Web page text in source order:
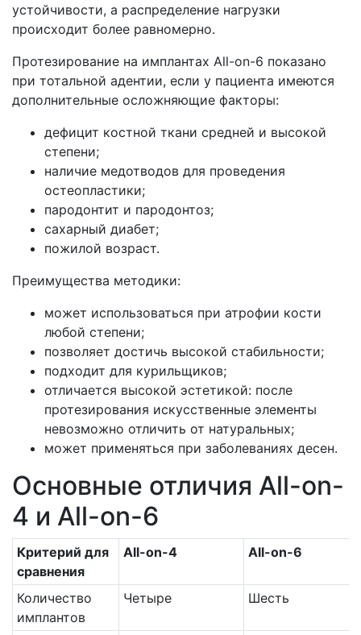
устойчивости, а распределение нагрузки
происходит более равномерно.
Протезирование на имплантах All-on-6 показано
при тотальной адентии, если у пациента имеются
дополнительные осложняющие факторы:
дефицит костной ткани средней и высокой
степени;
наличие медотводов для проведения
остеопластики;
пародонтит и пародонтоз;
сахарный диабет;
пожилой возраст.
Преимущества методики:
может использоваться при атрофии кости
любой степени;
позволяет достичь высокой стабильности;
подходит для курильщиков;
отличается высокой эстетикой: после
протезирования искусственные элементы
невозможно отличить от натуральных;
может применяться при заболеваниях десен.
Основные отличия All-on-
4 и All-on-6
Критерий для
сравнения
All-on-4 All-on-6
Количество
имплантов
Четыре Шесть